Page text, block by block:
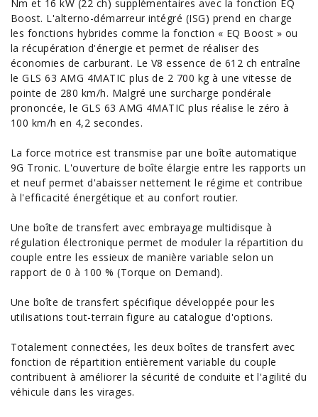
Nm et 16 kW (22 ch) supplémentaires avec la fonction EQ
Boost. L'alterno-démarreur intégré (ISG) prend en charge
les fonctions hybrides comme la fonction « EQ Boost » ou
la récupération d'énergie et permet de réaliser des
économies de carburant. Le V8 essence de 612 ch entraîne
le GLS 63 AMG 4MATIC plus de 2 700 kg à une vitesse de
pointe de 280 km/h. Malgré une surcharge pondérale
prononcée, le GLS 63 AMG 4MATIC plus réalise le zéro à
100 km/h en 4,2 secondes.
La force motrice est transmise par une boîte automatique
9G Tronic. L'ouverture de boîte élargie entre les rapports un
et neuf permet d'abaisser nettement le régime et contribue
à l'efficacité énergétique et au confort routier.
Une boîte de transfert avec embrayage multidisque à
régulation électronique permet de moduler la répartition du
couple entre les essieux de manière variable selon un
rapport de 0 à 100 % (Torque on Demand).
Une boîte de transfert spécifique développée pour les
utilisations tout-terrain figure au catalogue d'options.
Totalement connectées, les deux boîtes de transfert avec
fonction de répartition entièrement variable du couple
contribuent à améliorer la sécurité de conduite et l'agilité du
véhicule dans les virages.